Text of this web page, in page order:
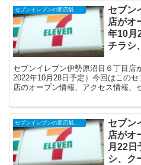
セブン
店がオ
年10月
チラシ
セブンイレブン伊勢原沼目６丁目店
2022年10月28日予定）今回はこの
店のオープン情報、アクセス情報、
セブンイレブンの新店舗開店予定・オープンセール（福袋）、クーポンなど
セブン
店がオ
月22日
シ、ク